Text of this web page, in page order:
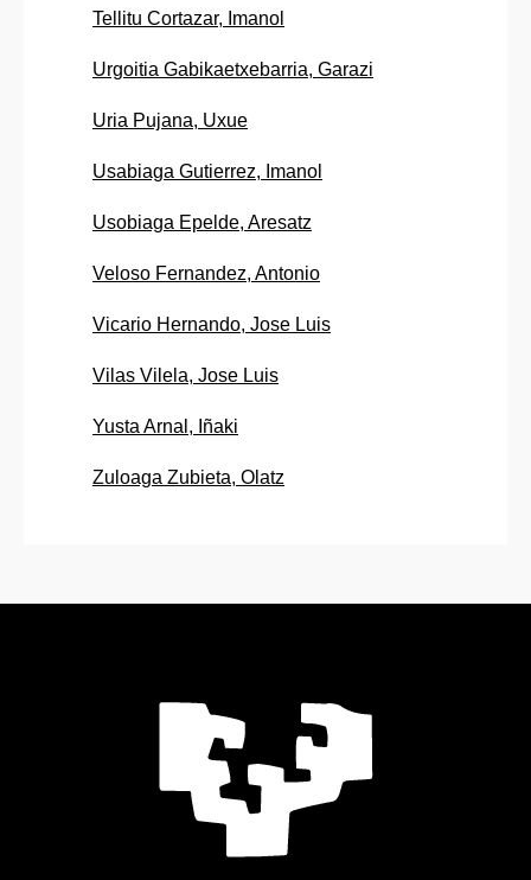
Tellitu Cortazar, Imanol
Urgoitia Gabikaetxebarria, Garazi
Uria Pujana, Uxue
Usabiaga Gutierrez, Imanol
Usobiaga Epelde, Aresatz
Veloso Fernandez, Antonio
Vicario Hernando, Jose Luis
Vilas Vilela, Jose Luis
Yusta Arnal, Iñaki
Zuloaga Zubieta, Olatz